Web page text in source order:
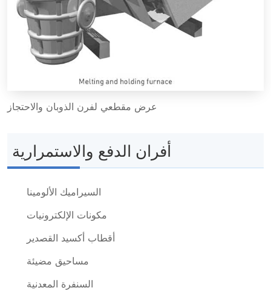
عرض مقطعي لفرن الذوبان والاحتجاز
أفران الدفع والاستمرارية
السيراميك الألومينا
مكونات الإلكترونيات
أقطاب أكسيد القصدير
مساحيق مضيئة
السنفرة المعدنية